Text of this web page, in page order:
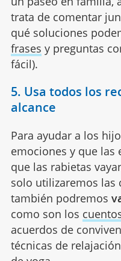
trata de comentar
qué soluciones
frases y preguntas
fácil).
5. Usa todos los
alcance
Para ayudar a los
emociones y que las
que las rabietas
solo utilizaremos las
también podremos
como son los
acuerdos de
técnicas de